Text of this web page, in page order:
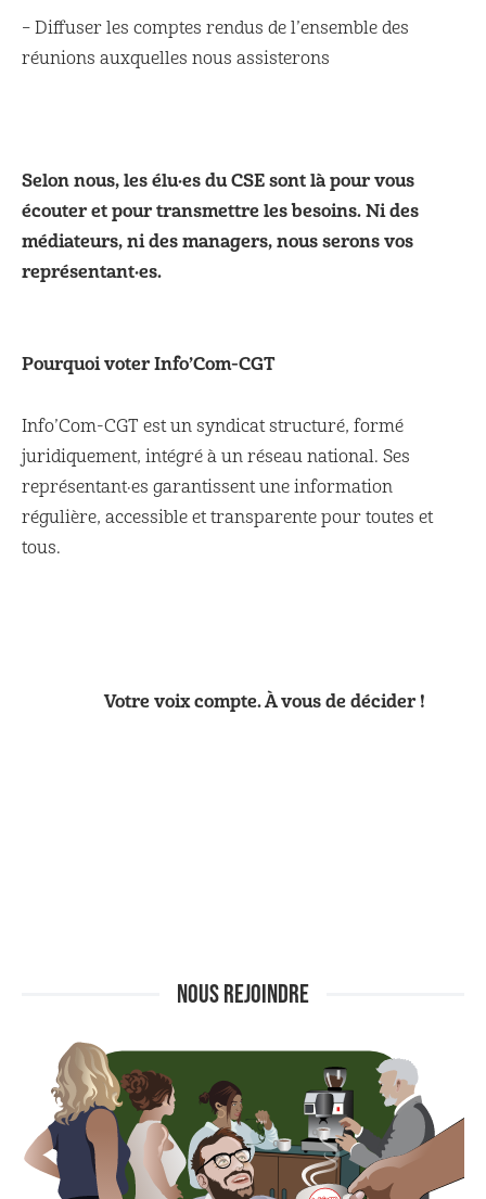
– Diffuser les comptes rendus de l’ensemble des
réunions auxquelles nous assisterons
Selon nous, les élu·es du CSE sont là pour vous
écouter et pour transmettre les besoins. Ni des
médiateurs, ni des managers, nous serons vos
représentant·es.
Pourquoi voter Info’Com-CGT
Info’Com-CGT est un syndicat structuré, formé
juridiquement, intégré à un réseau national. Ses
représentant·es garantissent une information
régulière, accessible et transparente pour toutes et
tous.
Votre voix compte. À vous de décider !
NOUS REJOINDRE